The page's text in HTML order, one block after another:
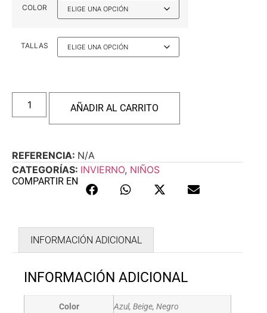
COLOR
TALLAS
AÑADIR AL CARRITO
REFERENCIA: N/A
CATEGORÍAS: INVIERNO, NIÑOS
COMPARTIR EN
INFORMACIÓN ADICIONAL
INFORMACIÓN ADICIONAL
Color Azul, Beige, Negro